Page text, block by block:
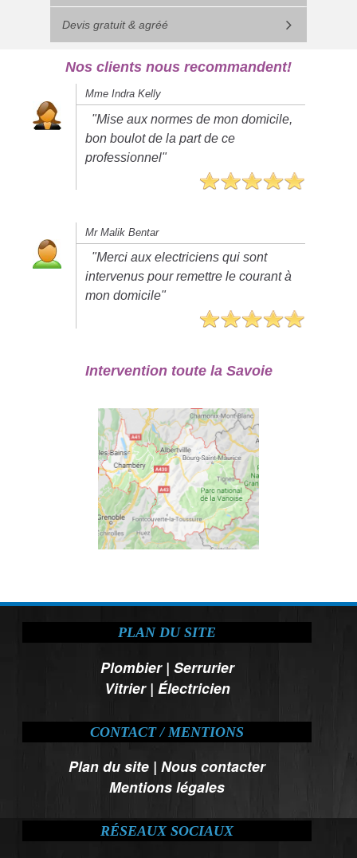
Devis gratuit & agréé
Nos clients nous recommandent!
Mme Indra Kelly
"Mise aux normes de mon domicile,
bon boulot de la part de ce
professionnel"
Mr Malik Bentar
"Merci aux electriciens qui sont
intervenus pour remettre le courant à
mon domicile"
Intervention toute la Savoie
PLAN DU SITE
Plombier| Serrurier
Vitrier| Électricien
CONTACT / MENTIONS
Plan du site |Nous contacter
Mentions légales
RÉSEAUX SOCIAUX